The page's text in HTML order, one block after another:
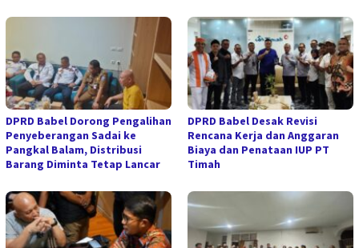
DPRD Babel Dorong Pengalihan
Penyeberangan Sadai ke
Pangkal Balam, Distribusi
Barang Diminta Tetap Lancar
DPRD Babel Desak Revisi
Rencana Kerja dan Anggaran
Biaya dan Penataan IUP PT
Timah